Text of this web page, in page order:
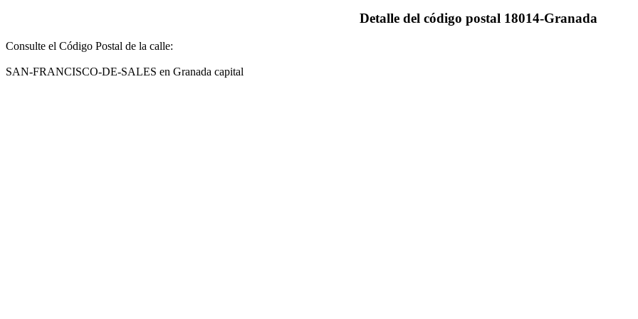
Detalle del código postal 18014-Granada
Consulte el Código Postal de la calle:
SAN-FRANCISCO-DE-SALES en Granada capital